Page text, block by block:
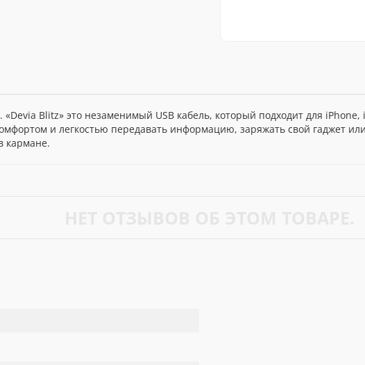
Blitz» это незаменимый USB кабель, который подходит для
и легкостью передавать информацию, заряжать свой гаджет
кармане.